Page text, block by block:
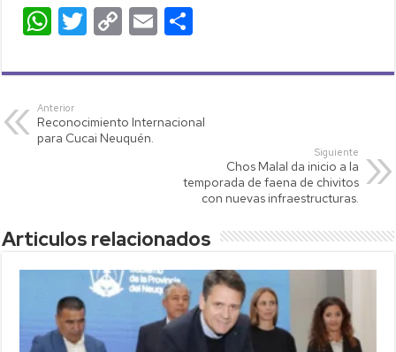
W
at
s
A
T
tt
C
p
Li
E
ail m
ar
Anterior
Reconocimiento Internacional
para Cucai Neuquén.
Siguiente
Chos Malal da inicio a la
temporada de faena de chivitos
con nuevas infraestructuras.
Articulos relacionados